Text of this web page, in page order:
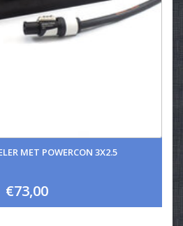
MET POWERCON 3X2.5
€73,00